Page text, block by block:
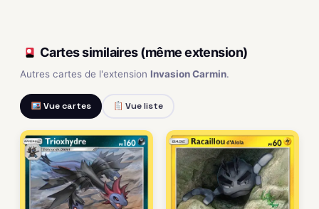
Cartes similaires (même extension)
Autres cartes de l'extension Invasion Carmin.
Vue cartes Vue liste